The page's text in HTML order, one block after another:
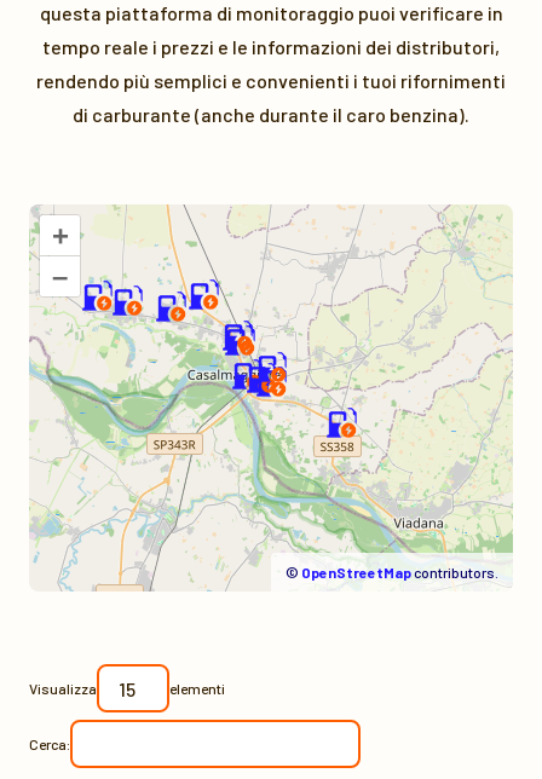
questa piattaforma di monitoraggio puoi verificare in
tempo reale i prezzi e le informazioni dei distributori,
rendendo più semplici e convenienti i tuoi rifornimenti
di carburante (anche durante il caro benzina).
+
–
© OpenStreetMapcontributors.
Visualizza elementi
Cerca: